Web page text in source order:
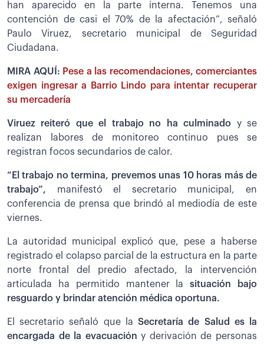
han aparecido en la parte interna. Tenemos una
contención de casi el 70% de la afectación”, señaló
Paulo Viruez, secretario municipal de Seguridad
Ciudadana.
MIRA AQUÍ: Pese a las recomendaciones, comerciantes
exigen ingresar a Barrio Lindo para intentar recuperar
su mercadería
Viruez reiteró que el trabajo no ha culminado y se
realizan labores de monitoreo continuo pues se
registran focos secundarios de calor.
“El trabajo no termina, prevemos unas 10 horas más de
trabajo”, manifestó el secretario municipal, en
conferencia de prensa que brindó al mediodía de este
viernes.
La autoridad municipal explicó que, pese a haberse
registrado el colapso parcial de la estructura en la parte
norte frontal del predio afectado, la intervención
articulada ha permitido mantener lasituación bajo
resguardo y brindar atención médica oportuna.
El secretario señaló que laSecretaría de Salud es la
encargada de la evacuación y derivación de personas